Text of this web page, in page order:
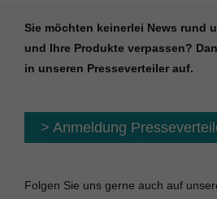
Sie möchten keinerlei News rund
und Ihre Produkte verpassen?
in unseren Presseverteiler auf.
> Anmeldung
Folgen Sie uns gerne auch auf